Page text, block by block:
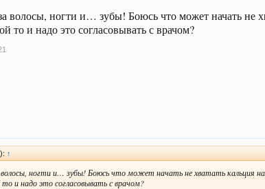
волосы, ногти и… зубы! Боюсь что может начать не
то и надо это согласовывать с врачом?
↑
ногти и… зубы! Боюсь что может начать не хватать кальция
то и надо это согласовывать с врачом?